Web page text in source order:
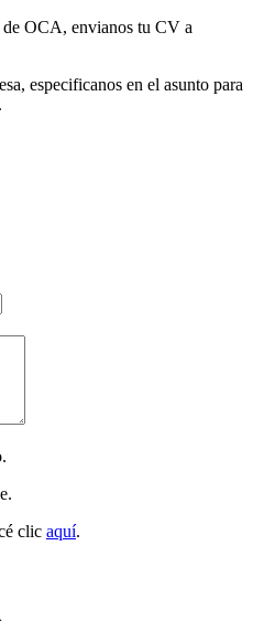
de OCA, envianos tu CV a
especificanos en el asunto para
clic aquí.